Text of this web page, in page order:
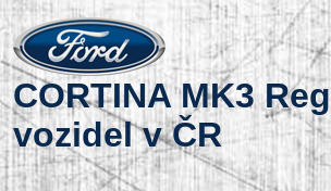
CORTINA MK3
vozidel v ČR